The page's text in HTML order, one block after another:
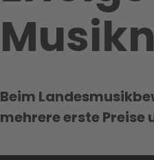
Beim
mehrere erste